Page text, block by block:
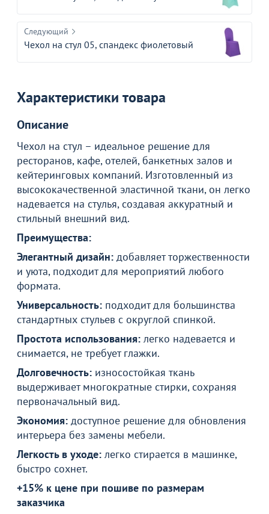
Следующий
Чехол на стул 05, спандекс фиолетовый
Характеристики товара
Описание
Чехол на стул – идеальное решение для
ресторанов, кафе, отелей, банкетных залов и
кейтеринговых компаний. Изготовленный из
высококачественной эластичной ткани, он легко
надевается на стулья, создавая аккуратный и
стильный внешний вид.
Преимущества:
Элегантный дизайн: добавляет торжественности
и уюта, подходит для мероприятий любого
формата.
Универсальность: подходит для большинства
стандартных стульев с округлой спинкой.
Простота использования: легко надевается и
снимается, не требует глажки.
Долговечность: износостойкая ткань
выдерживает многократные стирки, сохраняя
первоначальный вид.
Экономия: доступное решение для обновления
интерьера без замены мебели.
Легкость в уходе: легко стирается в машинке,
быстро сохнет.
+15% к цене при пошиве по размерам
заказчика